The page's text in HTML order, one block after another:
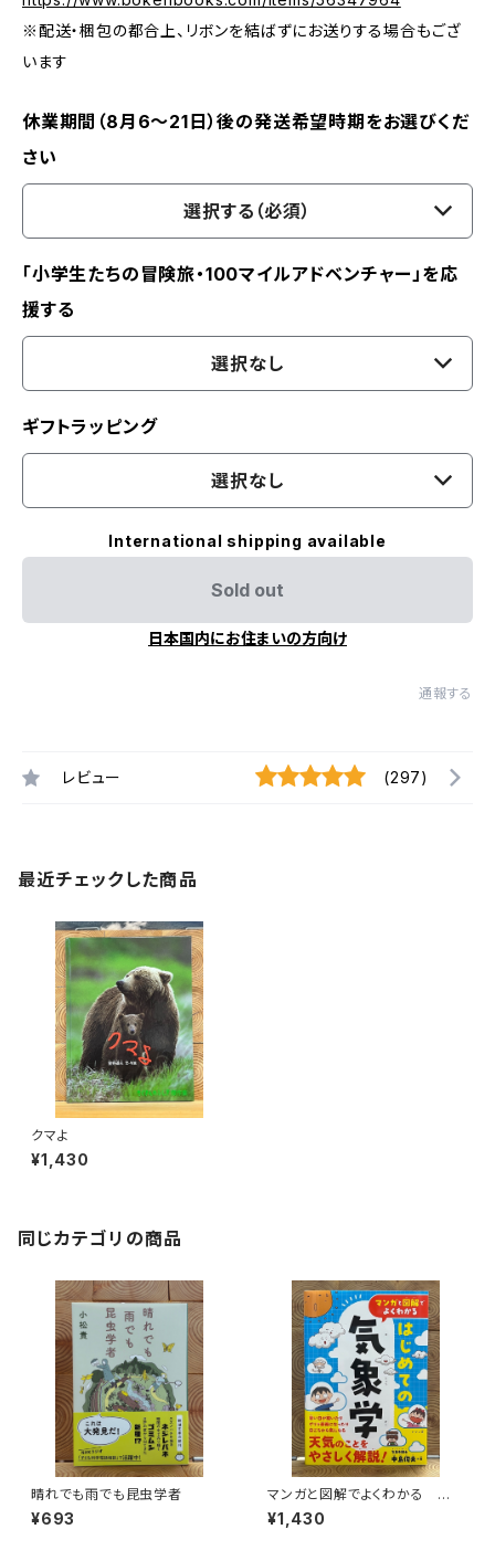
※配送・梱包の都合上、リボンを結ばずにお送りする場合もござ
います
休業期間（8月6〜21日）後の発送希望時期をお選びくだ
さい
選択する（必須）
「小学生たちの冒険旅・100マイルアドベンチャー」を応
援する
選択なし
ギフトラッピング
選択なし
International shipping available
Sold out
日本国内にお住まいの方向け
通報する
レビュー (297)
最近チェックした商品
クマよ
¥1,430
同じカテゴリの商品
晴れでも雨でも昆虫学者
¥693
マンガと図解でよくわかる はじ
めての気象学
¥1,430